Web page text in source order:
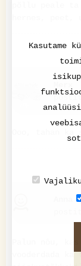
põllu peale
hernes,
Ooo, tahan
Anna
Palun nôu,
vooderdada
Kasutame